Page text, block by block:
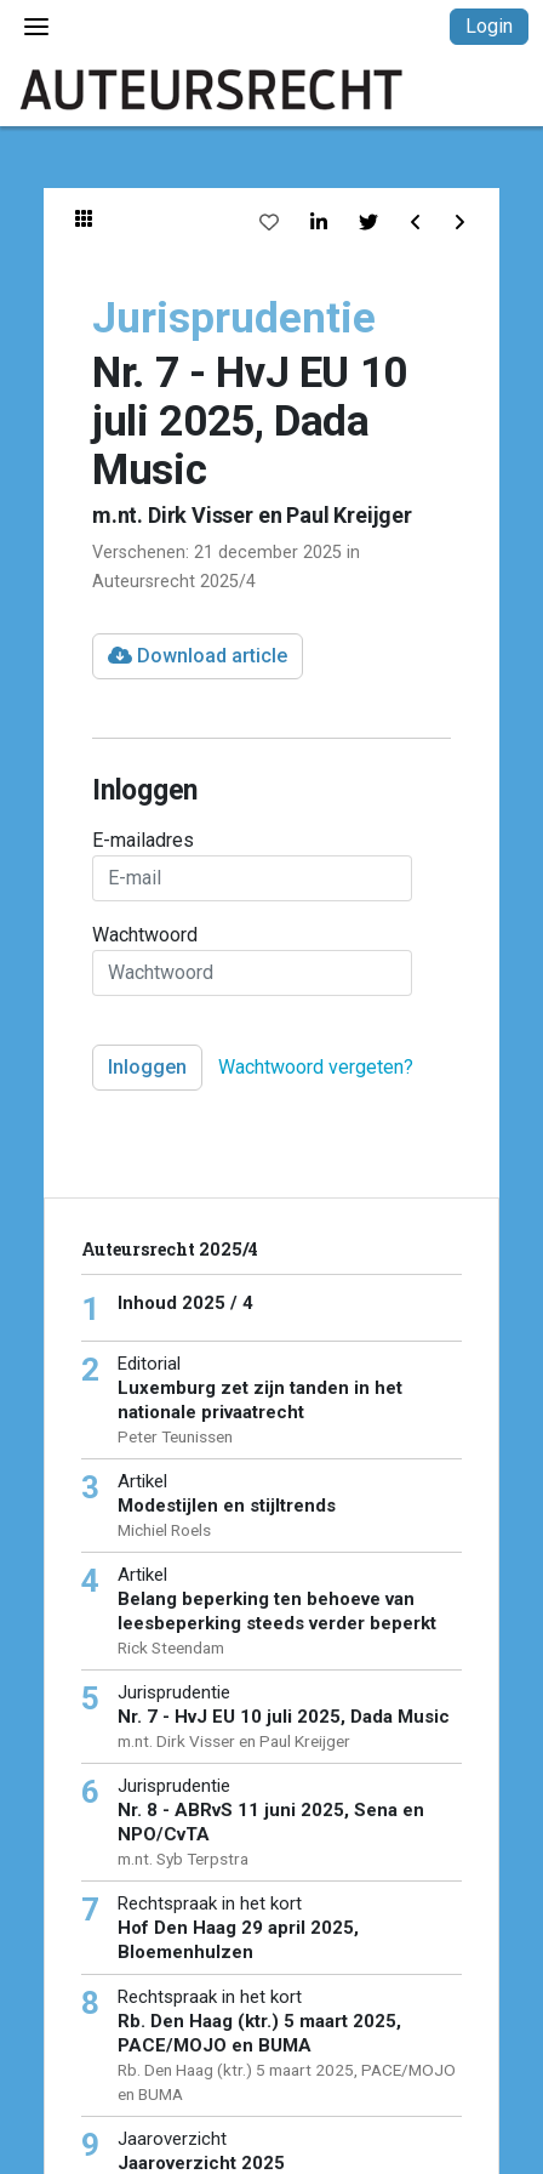
Login
Jurisprudentie
Nr. 7 - HvJ EU 10
juli 2025, Dada
Music
m.nt. Dirk Visser en Paul Kreijger
Verschenen: 21 december 2025 in
Auteursrecht 2025/4
Download article
Inloggen
E-mailadres
Wachtwoord
Wachtwoord vergeten?
Auteursrecht 2025/4
1 Inhoud 2025 / 4
2
Editorial
Luxemburg zet zijn tanden in het
nationale privaatrecht
Peter Teunissen
3
Artikel
Modestijlen en stijltrends
Michiel Roels
4
Artikel
Belang beperking ten behoeve van
leesbeperking steeds verder beperkt
Rick Steendam
5
Jurisprudentie
Nr. 7 - HvJ EU 10 juli 2025, Dada Music
m.nt. Dirk Visser en Paul Kreijger
6
Jurisprudentie
Nr. 8 - ABRvS 11 juni 2025, Sena en
NPO/CvTA
m.nt. Syb Terpstra
7
Rechtspraak in het kort
Hof Den Haag 29 april 2025,
Bloemenhulzen
8
Rechtspraak in het kort
Rb. Den Haag (ktr.) 5 maart 2025,
PACE/MOJO en BUMA
Rb. Den Haag (ktr.) 5 maart 2025, PACE/MOJO
en BUMA
9
Jaaroverzicht
Jaaroverzicht 2025